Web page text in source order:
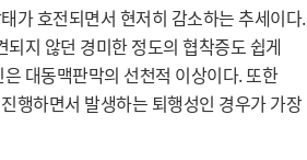
가 호전되면서 현저히 감소하는 추세이다.
지 않던 경미한 정도의 협착증도 쉽게
대동맥판막의 선천적 이상이다. 또한
행하면서 발생하는 퇴행성인 경우가 가장